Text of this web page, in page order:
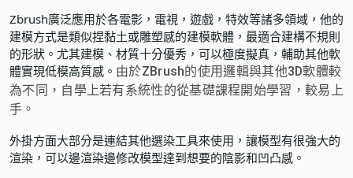
Zbrush廣泛應用於各電影，電視，遊戲，特效等諸多領域，他的
建模方式是類似捏黏土或雕塑感的建模軟體，最適合建構不規則
的形狀。尤其建模、材質十分優秀，可以極度擬真，輔助其他軟
體實現低模高質感。 由於ZBrush的使用邏輯與其他3D軟體較
為不同，自學上若有系統性的從基礎課程開始學習，較易上
手。
外掛方面大部分是連結其他選染工具來使用，讓模型有很強大的
渲染，可以邊渲染邊修改模型達到想要的陰影和凹凸感。